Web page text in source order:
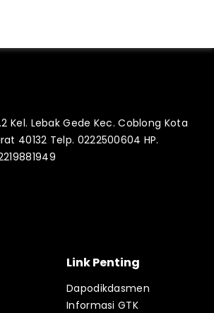
Kel. Lebak Gede Kec. Coblong Kota
40132 Telp. 0222500604 HP.
Link Penting
Dapodikdasmen
Informasi GTK